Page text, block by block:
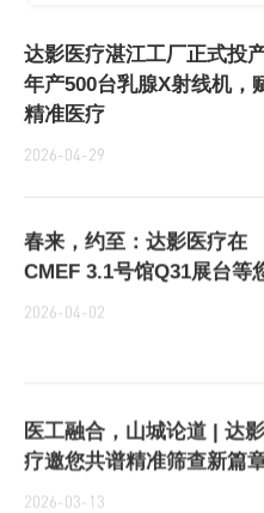
达影医疗湛江工厂正式投产
年产500台乳腺X射线机，
精准医疗
2026-04-29
春来，约至：达影医疗在
CMEF 3.1号馆Q31展台等
2026-04-02
医工融合，山城论道 | 达
疗邀您共谱精准筛查新篇
2026-03-13